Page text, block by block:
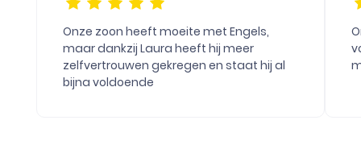
Onze zoon heeft moeite met Engels,
maar dankzij Laura heeft hij meer
zelfvertrouwen gekregen en staat hij al
bijna voldoende